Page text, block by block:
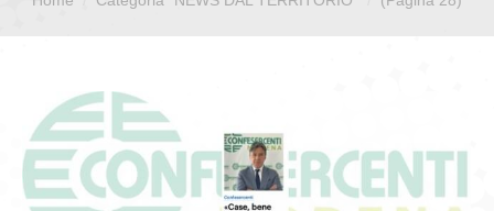
CATEGORIE SINDACALI
SERVIZI
GIOVEDÌ GASTRONOMICI